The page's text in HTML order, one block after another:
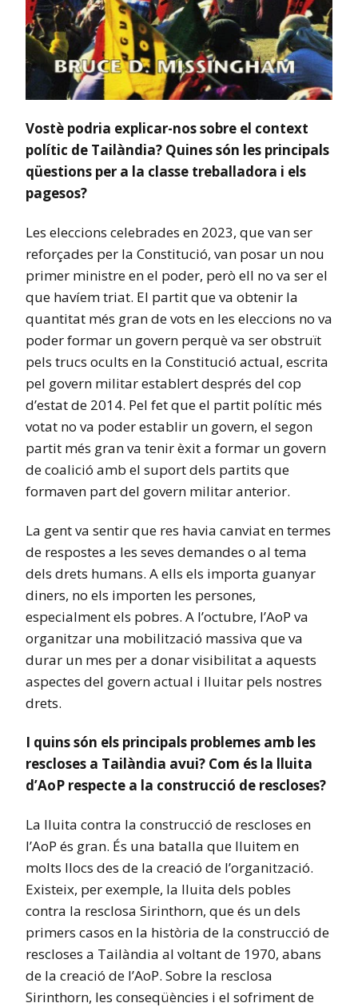
Vostè podria explicar-nos sobre el context
polític de Tailàndia? Quines són les principals
qüestions per a la classe treballadora i els
pagesos?
Les eleccions celebrades en 2023, que van ser
reforçades per la Constitució, van posar un nou
primer ministre en el poder, però ell no va ser el
que havíem triat. El partit que va obtenir la
quantitat més gran de vots en les eleccions no va
poder formar un govern perquè va ser obstruït
pels trucs ocults en la Constitució actual, escrita
pel govern militar establert després del cop
d’estat de 2014. Pel fet que el partit polític més
votat no va poder establir un govern, el segon
partit més gran va tenir èxit a formar un govern
de coalició amb el suport dels partits que
formaven part del govern militar anterior.
La gent va sentir que res havia canviat en termes
de respostes a les seves demandes o al tema
dels drets humans. A ells els importa guanyar
diners, no els importen les persones,
especialment els pobres. A l’octubre, l’AoP va
organitzar una mobilització massiva que va
durar un mes per a donar visibilitat a aquests
aspectes del govern actual i lluitar pels nostres
drets.
I quins són els principals problemes amb les
rescloses a Tailàndia avui? Com és la lluita
d’AoP respecte a la construcció de rescloses?
La lluita contra la construcció de rescloses en
l’AoP és gran. És una batalla que lluitem en
molts llocs des de la creació de l’organització.
Existeix, per exemple, la lluita dels pobles
contra la resclosa Sirinthorn, que és un dels
primers casos en la història de la construcció de
rescloses a Tailàndia al voltant de 1970, abans
de la creació de l’AoP. Sobre la resclosa
Sirinthorn, les conseqüències i el sofriment de